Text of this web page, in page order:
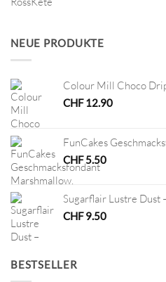
NEUE PRODUKTE
Colour Mill Choco
CHF12.90
FunCakes
CHF5.50
Sugarflair Lustre Dust
CHF9.50
BESTSELLER